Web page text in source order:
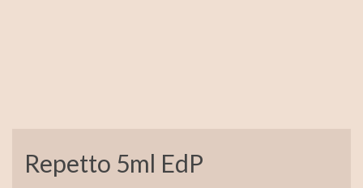
Repetto 5ml EdP